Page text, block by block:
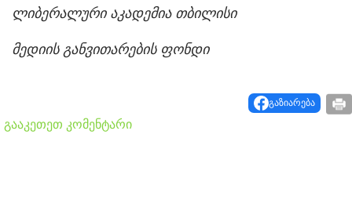
ლიბერალური აკადემია თბილისი
მედიის განვითარების ფონდი
გაზიარება
გააკეთეთ კომენტარი